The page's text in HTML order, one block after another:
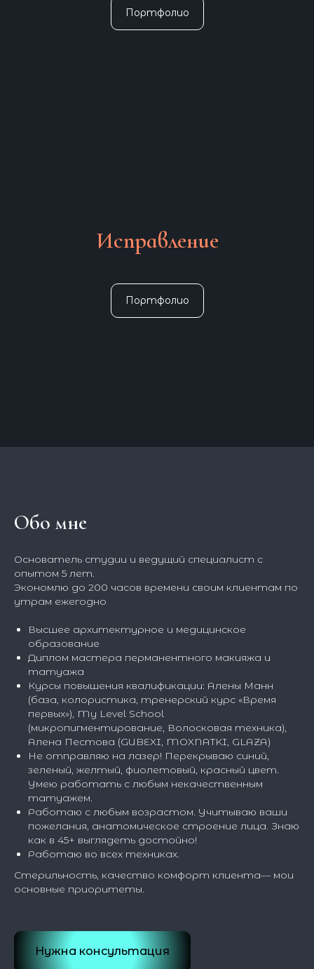
Портфолио
Исправление
Портфолио
Обо мне
Основатель студии и ведущий специалист с
опытом 5 лет.
Экономлю до 200 часов времени своим клиентам по
утрам ежегодно
Высшее архитектурное и медицинское
образование
Диплом мастера перманентного макияжа и
татуажа
Курсы повышения квалификации: Алены Манн
(база, колористика, тренерский курс «Время
первых»), My Level School
(микропигментирование, Волосковая техника),
Алена Пестова (GUBEXI, MOXNATKI, GLAZA)
Не отправляю на лазер! Перекрываю синий,
зеленый, желтый, фиолетовый, красный цвет.
Умею работать с любым некачественным
татуажем.
Работаю с любым возрастом. Учитываю ваши
пожелания, анатомическое строение лица. Знаю
как в 45+ выглядеть достойно!
Работаю во всех техниках.
Стерильность, качество комфорт клиента— мои
основные приоритеты.
Нужна консультация